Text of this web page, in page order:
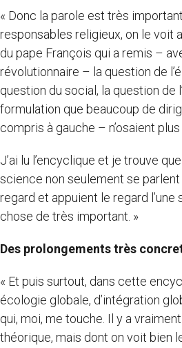
« Donc la parole est très
responsables religieux, on le voit
du pape François qui a remis –
révolutionnaire – la question de
question du social, la question de
formulation que beaucoup de
compris à gauche – n’osaient plus
J’ai lu l’encyclique et je trouve
science non seulement se
regard et appuient le regard l’une
chose de très important. »
Des prolongements très
« Et puis surtout, dans cette
écologie globale, d’intégration
qui, moi, me touche. Il y a
théorique, mais dont on voit bien